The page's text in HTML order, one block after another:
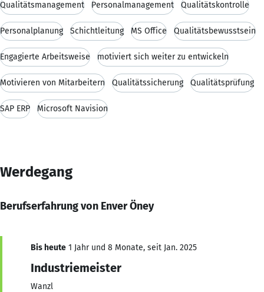
Qualitätsmanagement Personalmanagement Qualitätskontrolle
Personalplanung Schichtleitung MS Office Qualitätsbewusstsein
Engagierte Arbeitsweise motiviert sich weiter zu entwickeln
Motivieren von Mitarbeitern Qualitätssicherung Qualitätsprüfung
SAP ERP Microsoft Navision
Werdegang
Berufserfahrung von Enver Öney
Bis heute 1 Jahr und 8 Monate, seit Jan. 2025
Industriemeister
Wanzl